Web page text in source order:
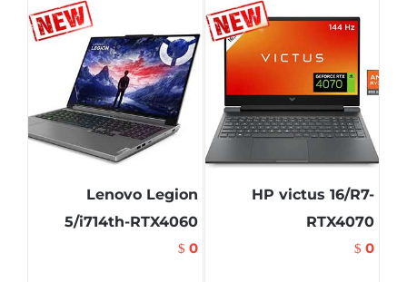
HP victus 16/R7-
RTX4070
$ 0
Lenovo Legion
5/i714th-RTX4060
$ 0